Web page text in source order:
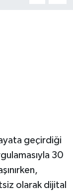
geçirdiği
30
olarak dijital